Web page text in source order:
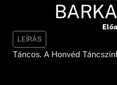
LEÍRÁS
Táncos. A Honvéd